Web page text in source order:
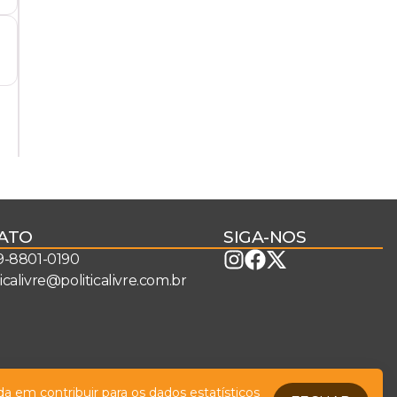
8801-0190
SIGA-NOS
em contribuir para os dados estatísticos